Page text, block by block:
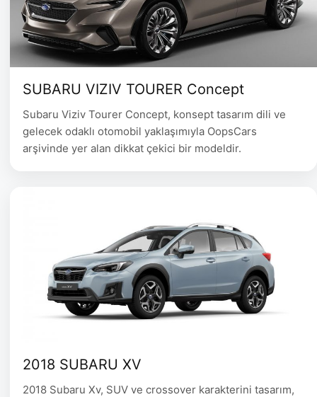
SUBARU VIZIV TOURER Concept
Subaru Viziv Tourer Concept, konsept tasarım dili ve
gelecek odaklı otomobil yaklaşımıyla OopsCars
arşivinde yer alan dikkat çekici bir modeldir.
2018 SUBARU XV
2018 Subaru Xv, SUV ve crossover karakterini tasarım,